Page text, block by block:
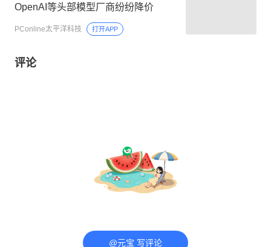
OpenAI等头部模型厂商纷纷降价
PConline太平洋科技 打开APP
评论
@元宝 写评论